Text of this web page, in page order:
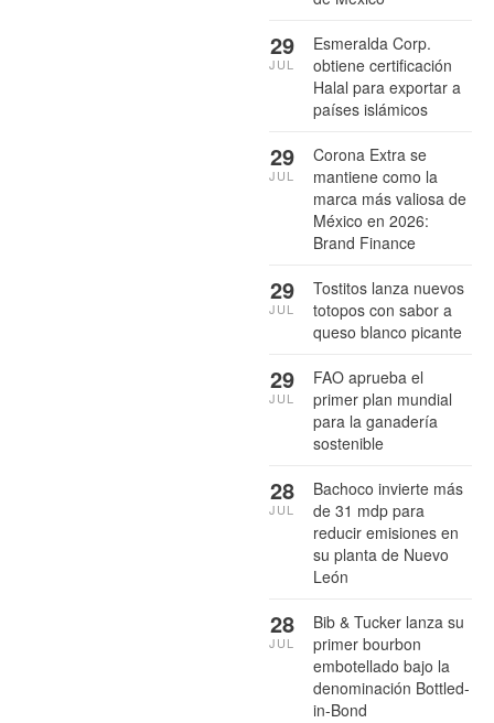
Esmeralda Corp.
obtiene certificación
Halal para exportar a
países islámicos
29
JUL
Corona Extra se
mantiene como la
marca más valiosa de
México en 2026:
Brand Finance
29
JUL
Tostitos lanza nuevos
totopos con sabor a
queso blanco picante
29
JUL
FAO aprueba el
primer plan mundial
para la ganadería
sostenible
29
JUL
Bachoco invierte más
de 31 mdp para
reducir emisiones en
su planta de Nuevo
León
28
JUL
Bib & Tucker lanza su
primer bourbon
embotellado bajo la
denominación Bottled-
in-Bond
28
JUL